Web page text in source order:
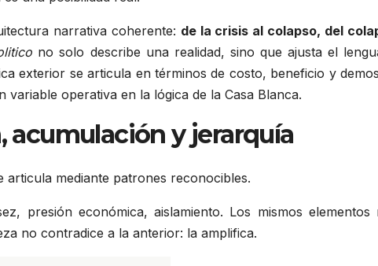
narrativa coherente: de la crisis al colapso, del
no solo describe una realidad, sino que ajusta el
exterior se articula en términos de costo, beneficio y
operativa en la lógica de la Casa Blanca.
acumulación y jerarquía
mediante patrones reconocibles.
presión económica, aislamiento. Los mismos
no contradice a la anterior: la amplifica.